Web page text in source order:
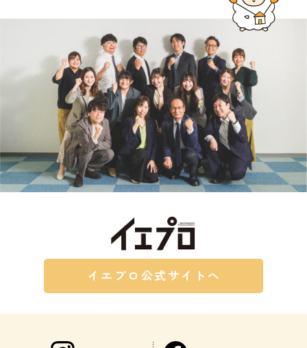
イエプロ公式サイトへ